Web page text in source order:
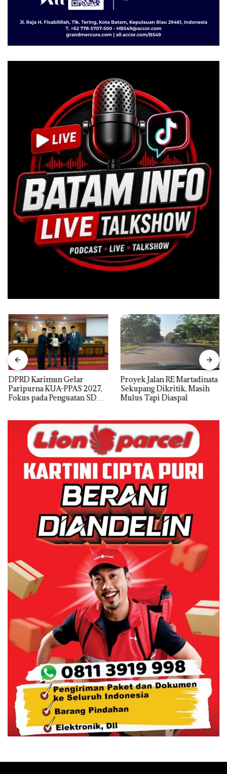
DPRD Karimun Gelar
Paripurna KUA-PPAS 2027,
Fokus pada Penguatan SDM,
Proyek Jalan RE Martadinata
Sekupang Dikritik, Masih
Mulus Tapi Diaspal